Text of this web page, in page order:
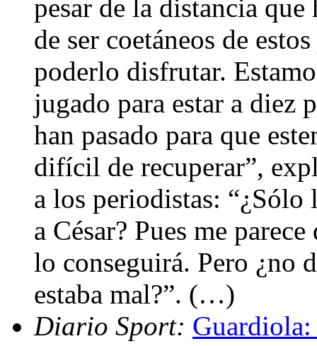
pesar de la distancia
de ser coetáneos de
poderlo disfrutar.
jugado para estar a diez
han pasado para que
difícil de recuperar”,
a los periodistas: “¿Sólo
a César? Pues me
lo conseguirá. Pero ¿no
estaba mal?”. (…)
Diario Sport: